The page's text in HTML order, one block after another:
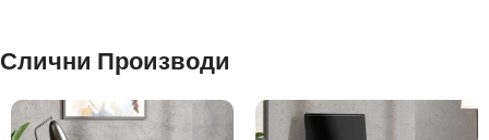
Слични Производи